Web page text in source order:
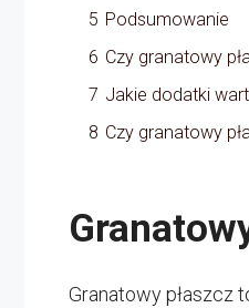
5 Podsumowanie
6 Czy granatowy
7 Jakie dodatki
8 Czy granatowy
Granatowy płaszcz